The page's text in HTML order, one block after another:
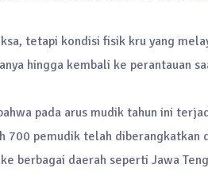
tetapi kondisi fisik kru yang
hingga kembali ke perantauan
pada arus mudik tahun ini
700 pemudik telah
berbagai daerah seperti Jawa